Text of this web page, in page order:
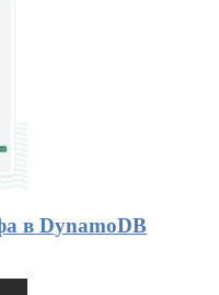
в DynamoDB